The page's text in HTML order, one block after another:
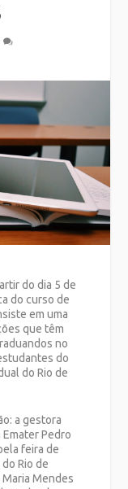
do dia 5 de
do curso de
em uma
que têm
no
do
do Rio de
a gestora
Pedro
feira de
Rio de
Mendes